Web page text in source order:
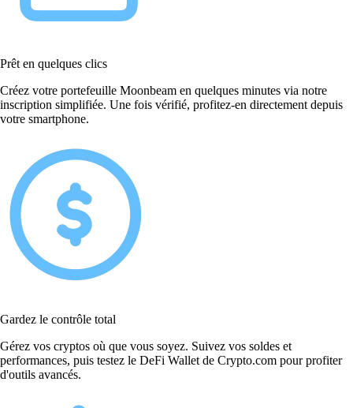
Prêt en quelques clics
Créez votre portefeuille Moonbeam en quelques minutes via notre
inscription simplifiée. Une fois vérifié, profitez-en directement depuis
votre smartphone.
Gardez le contrôle total
Gérez vos cryptos où que vous soyez. Suivez vos soldes et
performances, puis testez le DeFi Wallet de Crypto.com pour profiter
d'outils avancés.